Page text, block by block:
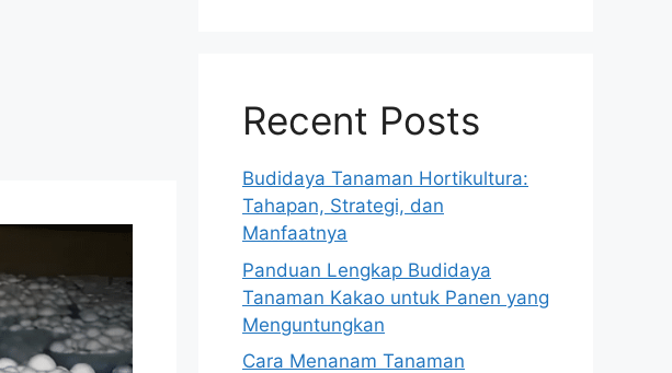
Recent Posts
Budidaya Tanaman Hortikultura:
Tahapan, Strategi, dan
Manfaatnya
Panduan Lengkap Budidaya
Tanaman Kakao untuk Panen yang
Menguntungkan
Cara Menanam Tanaman